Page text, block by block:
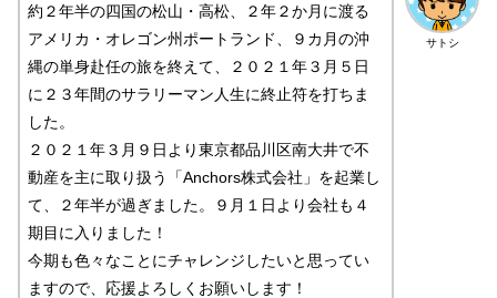
サトシ
約２年半の四国の松山・高松、２年２か月に渡る
アメリカ・オレゴン州ポートランド、９カ月の沖
縄の単身赴任の旅を終えて、２０２１年３月５日
に２３年間のサラリーマン人生に終止符を打ちま
した。
２０２１年３月９日より東京都品川区南大井で不
動産を主に取り扱う「Anchors株式会社」を起業し
て、２年半が過ぎました。９月１日より会社も４
期目に入りました！
今期も色々なことにチャレンジしたいと思ってい
ますので、応援よろしくお願いします！